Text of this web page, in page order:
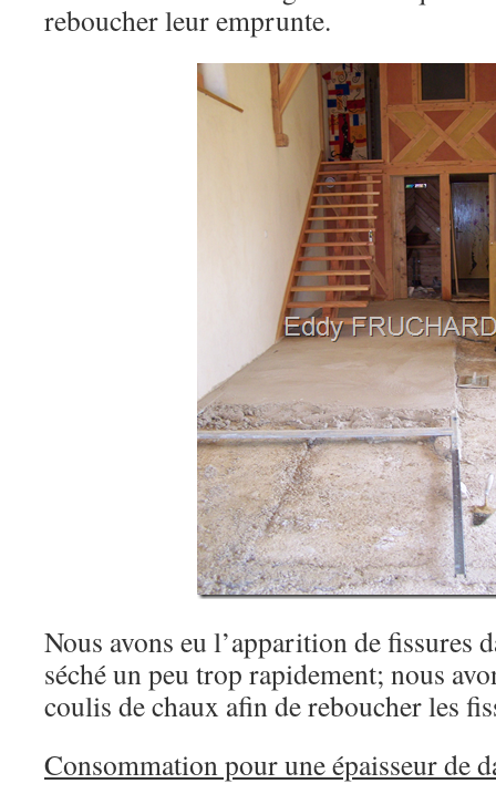
reboucher leur emprunte.
Nous avons eu l’apparition de fissures
séché un peu trop rapidement; nous
coulis de chaux afin de reboucher les
Consommation pour une épaisseur de